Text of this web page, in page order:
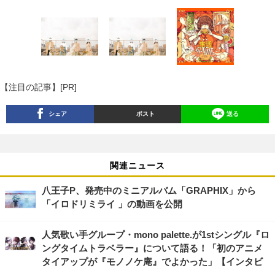
【注目の記事】[PR]
シェア ポスト 送る
関連ニュース
八王子P、発売中のミニアルバム「GRAPHIX」から
「イロドリミライ 」の動画を公開
人気歌い手グループ・mono palette.が1stシングル『ロ
ングタイムトラベラー』について語る！「初のアニメ
タイアップが『モノノケ庵』でよかった」【インタビ